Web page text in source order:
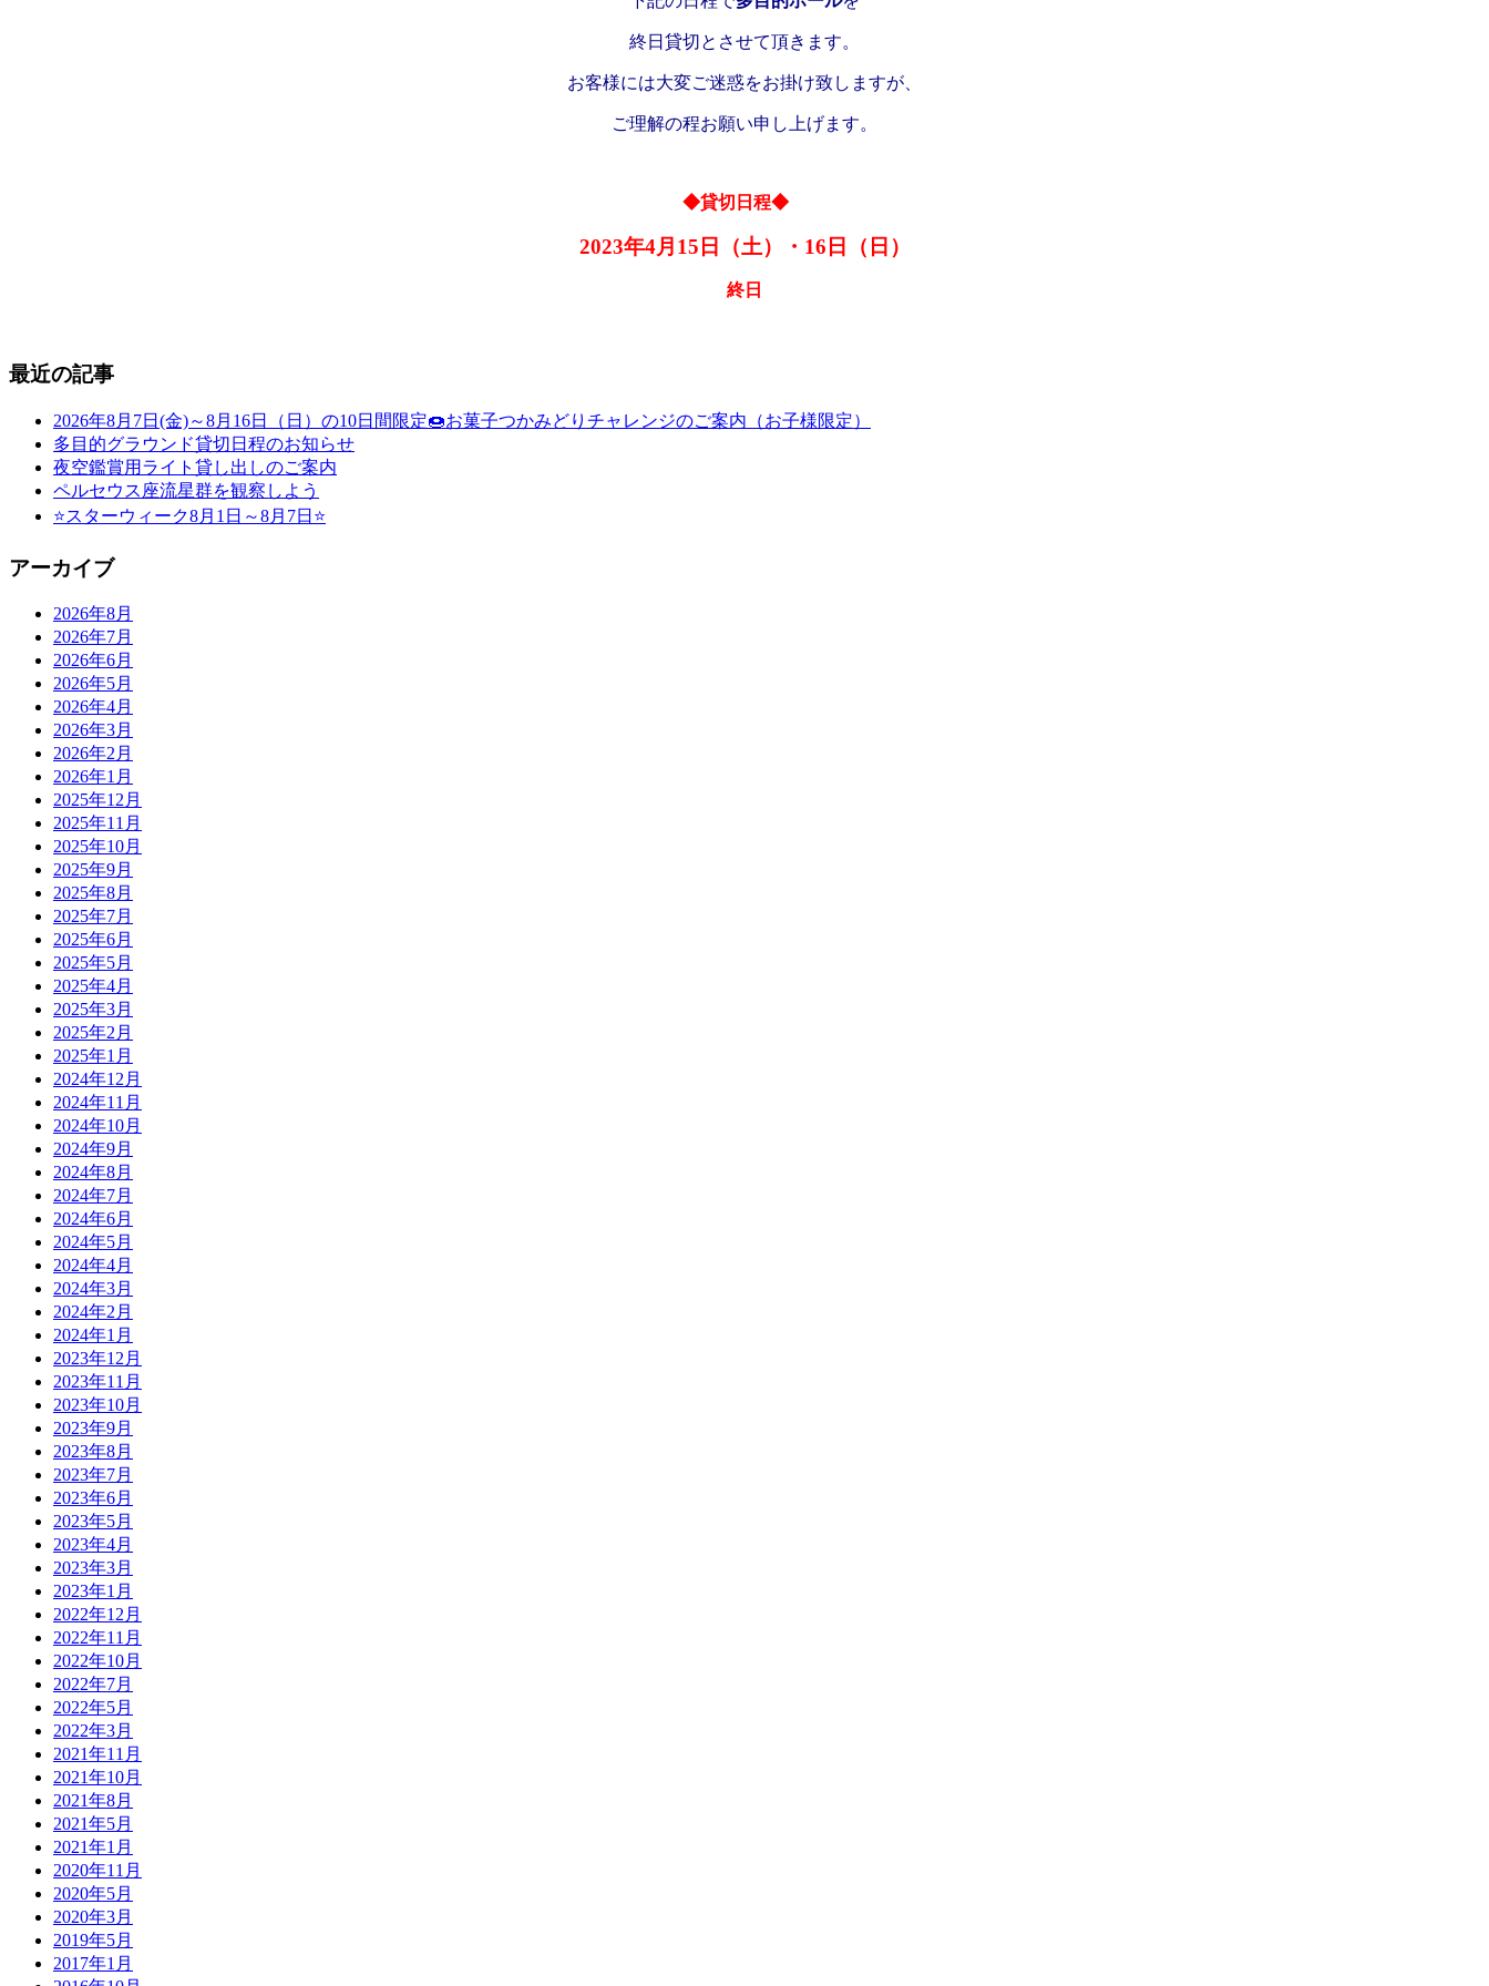
終日貸切とさせて頂きます。
お客様には大変ご迷惑をお掛け致しますが、
ご理解の程お願い申し上げます。
◆貸切日程◆
2023年4月15日（土）・16日（日）
終日
最近の記事
2026年8月7日(金)～8月16日（日）の10日間限定🍩お菓子つかみどりチャレンジのご案内（お子様限定）
多目的グラウンド貸切日程のお知らせ
夜空鑑賞用ライト貸し出しのご案内
ペルセウス座流星群を観察しよう
⭐スターウィーク8月1日～8月7日⭐
アーカイブ
2026年8月
2026年7月
2026年6月
2026年5月
2026年4月
2026年3月
2026年2月
2026年1月
2025年12月
2025年11月
2025年10月
2025年9月
2025年8月
2025年7月
2025年6月
2025年5月
2025年4月
2025年3月
2025年2月
2025年1月
2024年12月
2024年11月
2024年10月
2024年9月
2024年8月
2024年7月
2024年6月
2024年5月
2024年4月
2024年3月
2024年2月
2024年1月
2023年12月
2023年11月
2023年10月
2023年9月
2023年8月
2023年7月
2023年6月
2023年5月
2023年4月
2023年3月
2023年1月
2022年12月
2022年11月
2022年10月
2022年7月
2022年5月
2022年3月
2021年11月
2021年10月
2021年8月
2021年5月
2021年1月
2020年11月
2020年5月
2020年3月
2019年5月
2017年1月